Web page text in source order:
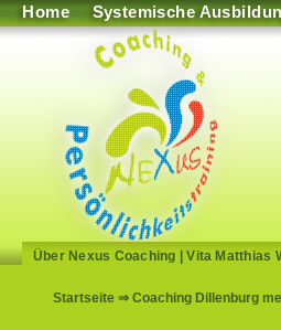
Home Systemische
Über Nexus Coaching |Vita Matthias
Startseite ⇒ Coaching Dillenburg